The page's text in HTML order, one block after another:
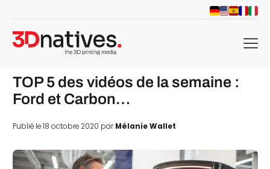
menu
TOP 5 des vidéos de la semaine :
Ford et Carbon…
Publié le 18 octobre 2020 parMélanie Wallet